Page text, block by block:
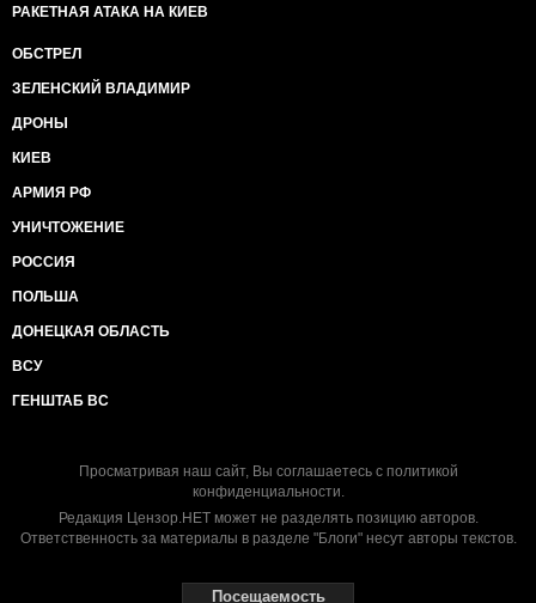
РАКЕТНАЯ АТАКА НА КИЕВ
ОБСТРЕЛ
ЗЕЛЕНСКИЙ ВЛАДИМИР
ДРОНЫ
КИЕВ
АРМИЯ РФ
УНИЧТОЖЕНИЕ
РОССИЯ
ПОЛЬША
ДОНЕЦКАЯ ОБЛАСТЬ
ВСУ
ГЕНШТАБ ВС
Просматривая наш сайт, Вы соглашаетесь с политикой
конфиденциальности.
Редакция Цензор.НЕТ может не разделять позицию авторов.
Ответственность за материалы в разделе "Блоги" несут авторы текстов.
Посещаемость